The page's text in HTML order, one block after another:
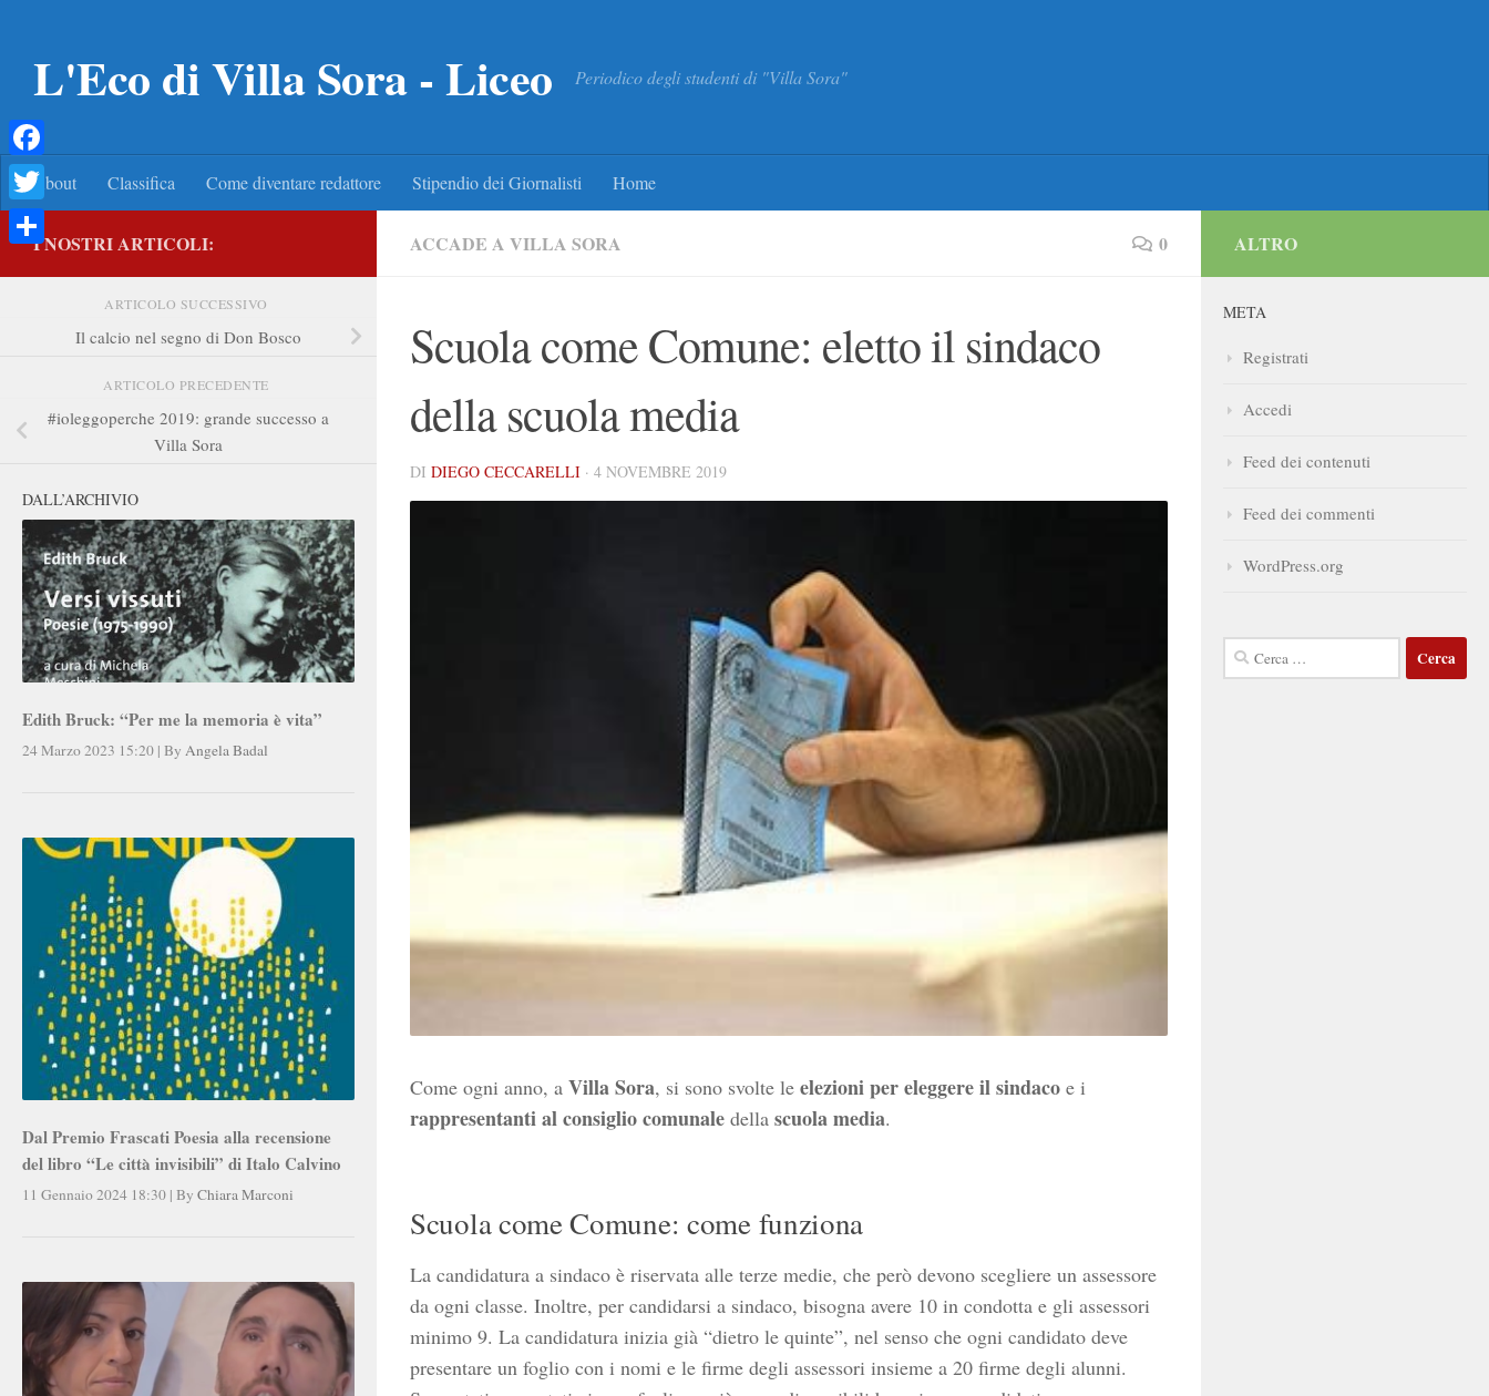
L'Eco di Villa Sora - Liceo Periodico degli studenti di "Villa Sora"
About Classifica Come diventare redattore Stipendio dei Giornalisti Home
ACCADE A VILLA SORA 0
Scuola come Comune: eletto il sindaco
della scuola media
DI DIEGO CECCARELLI · 4 NOVEMBRE 2019
Come ogni anno, a Villa Sora, si sono svolte le elezioni per eleggere il sindaco e i
rappresentanti alconsiglio comunale della scuola media.
Scuola come Comune: come funziona
La candidatura a sindaco è riservata alle terze medie, che però devono scegliere un assessore
da ogni classe. Inoltre, per candidarsi a sindaco, bisogna avere 10 in condotta e gli assessori
minimo 9. La candidatura inizia già “dietro le quinte”, nel senso che ogni candidato deve
presentare un foglio con i nomi e le firme degli assessori insieme a 20 firme degli alunni.
I NOSTRI ARTICOLI:
ARTICOLO SUCCESSIVO
Il calcio nel segno di Don Bosco
ARTICOLO PRECEDENTE
#ioleggoperche 2019: grande successo a
Villa Sora
DALL’ARCHIVIO
Edith Bruck: “Per me la memoria è vita”
24 Marzo 2023 15:20 | By Angela Badal
Dal Premio Frascati Poesia alla recensione
del libro “Le città invisibili” di Italo Calvino
11 Gennaio 2024 18:30 | By Chiara Marconi
ALTRO
META
Registrati
Accedi
Feed dei contenuti
Feed dei commenti
WordPress.org
Ricerca
per:
Facebook
Twitter